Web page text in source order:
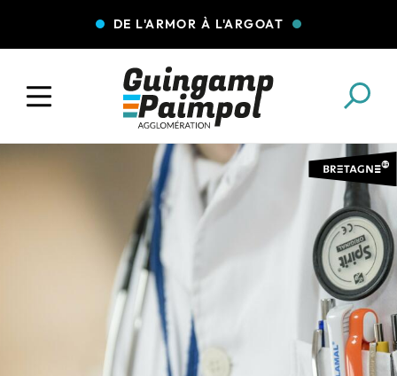
DE L'ARMOR À L'ARGOAT
COLLECTE DES DÉCHETS EAU ET ASSAINISSEMENT
ENFANCE JEUNESSE
ASSOCIATIONS